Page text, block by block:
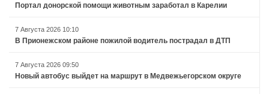
Портал донорской помощи животным заработал в Карелии
7 Августа 2026 10:10
В Прионежском районе пожилой водитель пострадал в ДТП
7 Августа 2026 09:50
Новый автобус выйдет на маршрут в Медвежьегорском округе